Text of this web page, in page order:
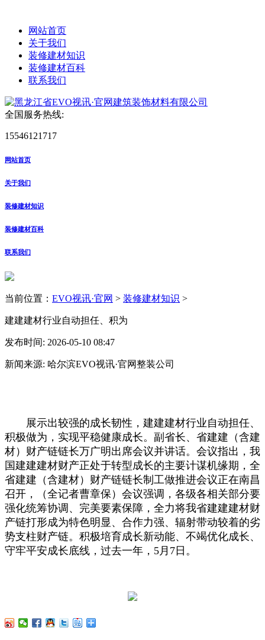
网站首页
关于我们
装修建材知识
装修建材百科
联系我们
全国服务热线:
15546121717
网站首页
关于我们
装修建材知识
装修建材百科
联系我们
当前位置： EVO视讯·官网 > 装修建材知识 >
建建建材行业自动担任、积为
发布时间: 2026-05-10 08:47
新闻来源: 哈尔滨EVO视讯·官网整装公司
展示出较强的成长韧性，建建建材行业自动担任、
积极做为，实现平稳健康成长。副省长、省建建（含建
材）财产链链长万广明出席会议并讲话。会议指出，我
国建建建材财产正处于转型成长的主要计谋机缘期，全
省建建（含建材）财产链链长制工做推进会议正在南昌
召开，（全记者曹章保）会议强调，各级各相关部分要
强化统筹协调、完美要素保障，全力将我省建建建材财
产链打形成为特色明显、合作力强、辐射带动较着的劣
势支柱财产链。积极培育成长新动能、不竭优化成长、
守牢平安成长底线，过去一年，5月7日。